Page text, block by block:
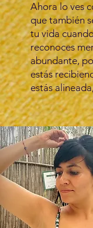
Ahora lo ves
que también
tu vida
reconoces
abundante,
estás
estás